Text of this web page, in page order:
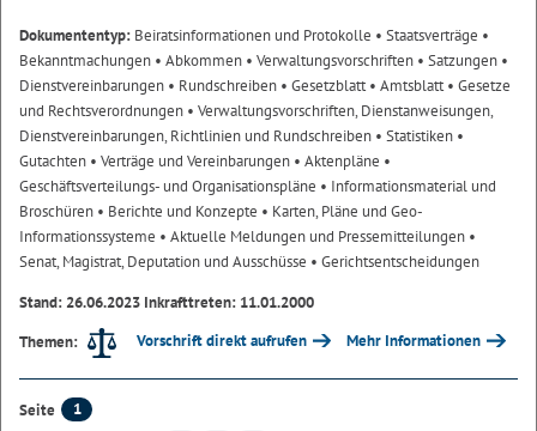
Dokumententyp: Beiratsinformationen und Protokolle • Staatsverträge •
Bekanntmachungen • Abkommen • Verwaltungsvorschriften • Satzungen •
Dienstvereinbarungen • Rundschreiben • Gesetzblatt• Amtsblatt• Gesetze
und Rechtsverordnungen • Verwaltungsvorschriften, Dienstanweisungen,
Dienstvereinbarungen, Richtlinien und Rundschreiben • Statistiken •
Gutachten • Verträge und Vereinbarungen • Aktenpläne •
Geschäftsverteilungs- und Organisationspläne • Informationsmaterial und
Broschüren • Berichte und Konzepte • Karten, Pläne und Geo-
Informationssysteme • Aktuelle Meldungen und Pressemitteilungen •
Senat, Magistrat, Deputation und Ausschüsse • Gerichtsentscheidungen
Stand: 26.06.2023 Inkrafttreten: 11.01.2000
Themen:
Vorschrift direkt aufrufen Mehr Informationen
Seite
1